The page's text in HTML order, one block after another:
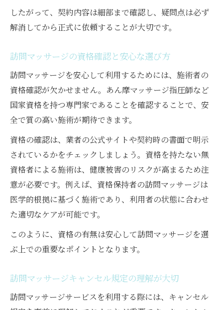
したがって、契約内容は細部まで確認し、疑問点は必ず
解消してから正式に依頼することが大切です。
訪問マッサージの資格確認と安心な選び方
訪問マッサージを安心して利用するためには、施術者の
資格確認が欠かせません。あん摩マッサージ指圧師など
国家資格を持つ専門家であることを確認することで、安
全で質の高い施術が期待できます。
資格の確認は、業者の公式サイトや契約時の書面で明示
されているかをチェックしましょう。資格を持たない無
資格者による施術は、健康被害のリスクが高まるため注
意が必要です。例えば、資格保持者の訪問マッサージは
医学的根拠に基づく施術であり、利用者の状態に合わせ
た適切なケアが可能です。
このように、資格の有無は安心して訪問マッサージを選
ぶ上での重要なポイントとなります。
訪問マッサージキャンセル規定の理解が大切
訪問マッサージサービスを利用する際には、キャンセル